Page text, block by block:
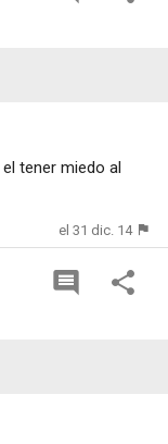
tener miedo al
el 31 dic. 14